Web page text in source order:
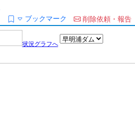
ブックマーク 削除依頼・報告